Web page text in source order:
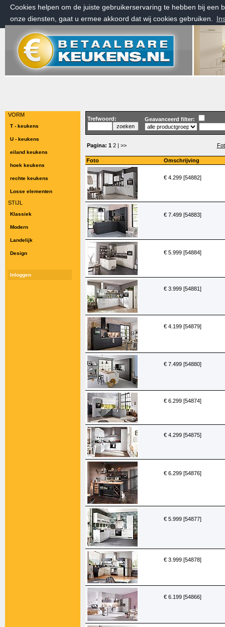
Cookies helpen om de juiste gebruikerservaring te hebben bij een
onze diensten, gaat u ermee akkoord dat wij cookies gebruiken.
donderdag 6 augustus 2026, 07:58 uur
Welkom bij Betaalbarekeukens.nl
VORM
T - keukens
U - keukens
eiland keukens
hoek keukens
rechte keukens
Losse elementen
STIJL
Klassiek
Modern
Landelijk
Design
Inloggen
Trefwoord: Geavanceerd filter:
Pagina: 1 2 | >>
Foto Omschrijving
€ 4.299 [54882]
€ 7.499 [54883]
€ 5.999 [54884]
€ 3.999 [54881]
€ 4.199 [54879]
€ 7.499 [54880]
€ 6.299 [54874]
€ 4.299 [54875]
€ 6.299 [54876]
€ 5.999 [54877]
€ 3.999 [54878]
€ 6.199 [54866]